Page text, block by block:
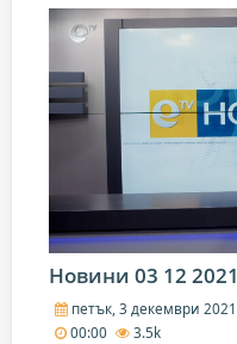
Новини 03 12 2021
петък, 3 декември 2021
00:00
3.5k